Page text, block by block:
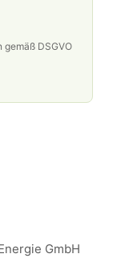
DSGVO
GmbH